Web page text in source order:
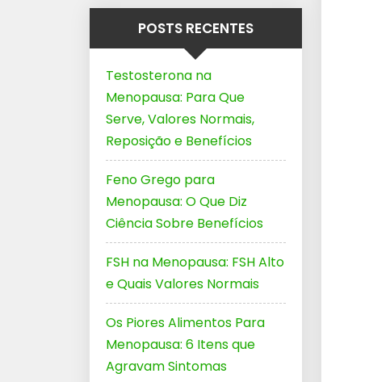
POSTS RECENTES
Testosterona na
Menopausa: Para Que
Serve, Valores Normais,
Reposição e Benefícios
Feno Grego para
Menopausa: O Que Diz
Ciência Sobre Benefícios
FSH na Menopausa: FSH Alto
e Quais Valores Normais
Os Piores Alimentos Para
Menopausa: 6 Itens que
Agravam Sintomas